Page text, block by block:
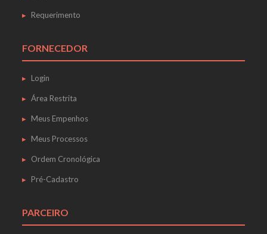
Requerimento
FORNECEDOR
Login
Área Restrita
Meus Empenhos
Meus Processos
Ordem Cronológica
Pré-Cadastro
PARCEIRO